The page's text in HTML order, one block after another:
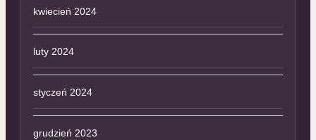
kwiecień 2024
luty 2024
styczeń 2024
grudzień 2023